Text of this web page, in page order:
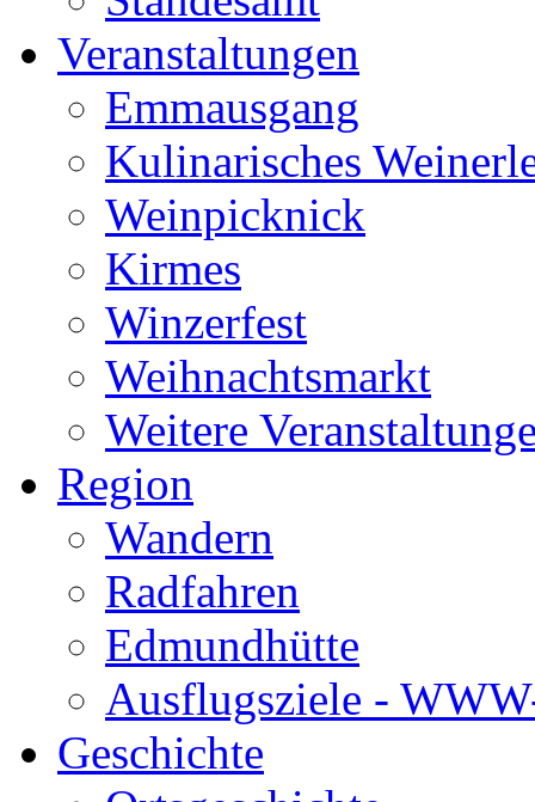
Veranstaltungen
Emmausgang
Kulinarisches
Weinpicknick
Kirmes
Winzerfest
Weihnachtsmarkt
Weitere
Region
Wandern
Radfahren
Edmundhütte
Ausflugsziele -
Geschichte